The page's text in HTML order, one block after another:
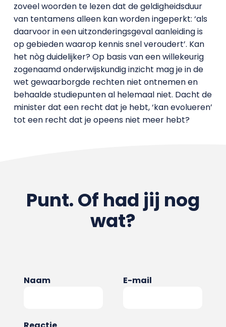
zoveel woorden te lezen dat de geldigheidsduur
van tentamens alleen kan worden ingeperkt: ‘als
daarvoor in een uitzonderingsgeval aanleiding is
op gebieden waarop kennis snel veroudert’. Kan
het nòg duidelijker? Op basis van een willekeurig
zogenaamd onderwijskundig inzicht mag je in de
wet gewaarborgde rechten niet ontnemen en
behaalde studiepunten al helemaal niet. Dacht de
minister dat een recht dat je hebt, ‘kan evolueren’
tot een recht dat je opeens niet meer hebt?
Punt. Of had jij nog
wat?
Naam E-mail